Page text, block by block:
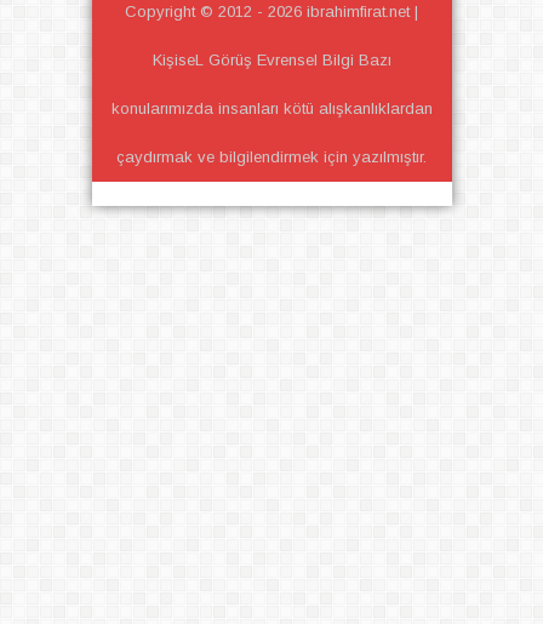
Copyright © 2012 - 2026 ibrahimfirat.net |
KişiseL Görüş Evrensel Bilgi Bazı
konularımızda insanları kötü alışkanlıklardan
çaydırmak ve bilgilendirmek için yazılmıştır.